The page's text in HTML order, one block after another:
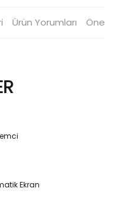
Ürün Yorumları
Ekran